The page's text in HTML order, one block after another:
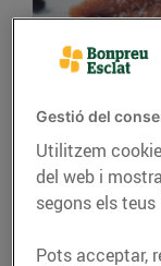
Com
13/d’agost/2019
Tant per a
Gestió del
Utilitzem
del web i
segons els
Pots acceptar,